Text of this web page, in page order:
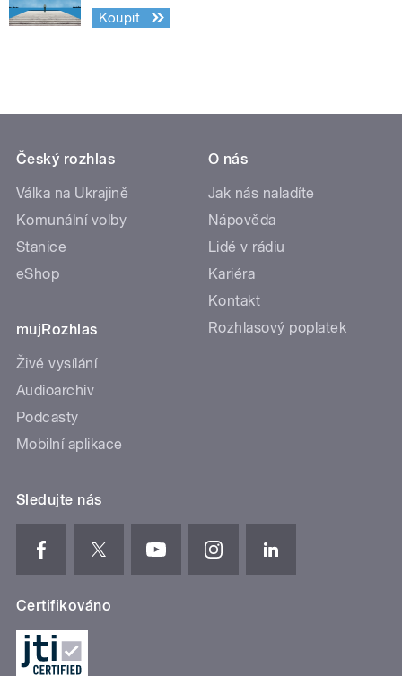
Koupit
Český rozhlas
Válka na Ukrajině
Komunální volby
Stanice
eShop
mujRozhlas
Živé vysílání
Audioarchiv
Podcasty
Mobilní aplikace
O nás
Jak nás naladíte
Nápověda
Lidé v rádiu
Kariéra
Kontakt
Rozhlasový poplatek
Sledujte nás
Certifikováno